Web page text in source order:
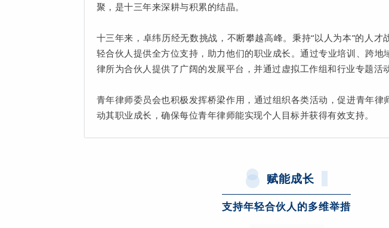
聚，是十三年来深耕与积累的结晶。
十三年来，卓纬历经无数挑战，不断攀越高峰。秉持“以人为本”的人才
轻合伙人提供全方位支持，助力他们的职业成长。通过专业培训、跨地
律所为合伙人提供了广阔的发展平台，并通过虚拟工作组和行业专题活
青年律师委员会也积极发挥桥梁作用，通过组织各类活动，促进青年律
动其职业成长，确保每位青年律师能实现个人目标并获得有效支持。
赋能成长
支持年轻合伙人的多维举措